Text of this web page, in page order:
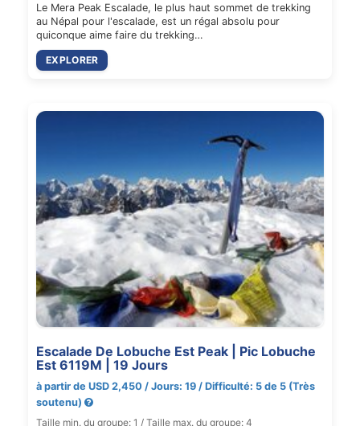
Le Mera Peak Escalade, le plus haut sommet de trekking
au Népal pour l'escalade, est un régal absolu pour
quiconque aime faire du trekking…
EXPLORER
Escalade De Lobuche Est Peak | Pic Lobuche
Est 6119M | 19 Jours
à partir de USD 2,450 / Jours: 19 / Difficulté: 5 de 5 (Très
soutenu)
Taille min. du groupe: 1 / Taille max. du groupe: 4